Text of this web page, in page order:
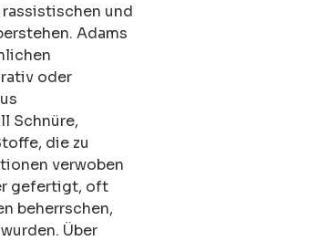
und
Adams
oder
Schnüre,
die zu
verwoben
gefertigt, oft
beherrschen,
Über